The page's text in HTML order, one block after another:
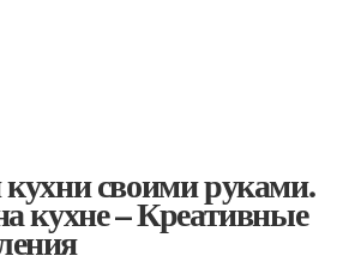
кухни своими руками.
кухне – Креативные